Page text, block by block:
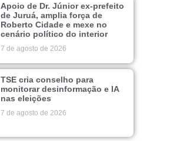
Apoio de Dr. Júnior ex-prefeito
de Juruá, amplia força de
Roberto Cidade e mexe no
cenário político do interior
7 de agosto de 2026
TSE cria conselho para
monitorar desinformação e IA
nas eleições
7 de agosto de 2026